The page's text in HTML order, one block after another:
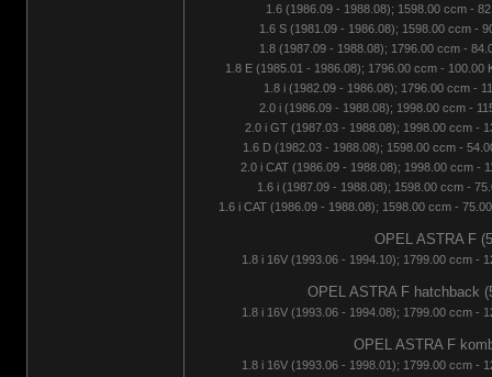
1.6 (1986.09 - 1988.08); 1598.00 ccm -
1.6 S (1981.09 - 1986.08); 1598.00 ccm -
1.8 (1987.09 - 1988.08); 1796.00 ccm -
1.8 E (1985.01 - 1986.08); 1796.00 ccm - 100.00
1.8 i (1982.09 - 1986.08); 1796.00 ccm -
2.0 i (1986.09 - 1988.08); 1998.00 ccm -
2.0 i GT (1987.03 - 1988.08); 1998.00 ccm -
1.6 D (1982.03 - 1988.08); 1598.00 ccm -
2.0 i CAT (1986.09 - 1988.08); 1998.00 ccm -
1.6 i (1987.09 - 1988.08); 1598.00 ccm -
1.6 i CAT (1986.09 - 1988.08); 1598.00 ccm -
OPEL ASTRA F
1.8 i 16V (1993.06 - 1994.10); 1799.00 ccm -
OPEL ASTRA F hatchback
1.8 i 16V (1993.06 - 1994.08); 1799.00 ccm -
OPEL ASTRA F
1.8 i 16V (1993.06 - 1998.01); 1799.00 ccm -